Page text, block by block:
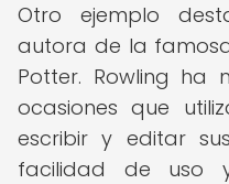
Otro ejemplo
autora de la
Potter. Rowling ha
ocasiones que
escribir y editar
facilidad de uso